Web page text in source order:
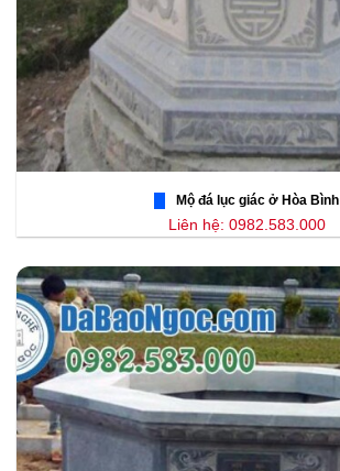
Mộ đá lục giác ở Hòa Bình
Liên hệ: 0982.583.000